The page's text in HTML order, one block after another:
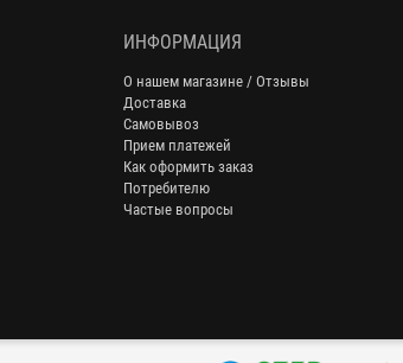
ИНФОРМАЦИЯ
О нашем магазине / Отзывы
Доставка
Самовывоз
Прием платежей
Как оформить заказ
Потребителю
Частые вопросы